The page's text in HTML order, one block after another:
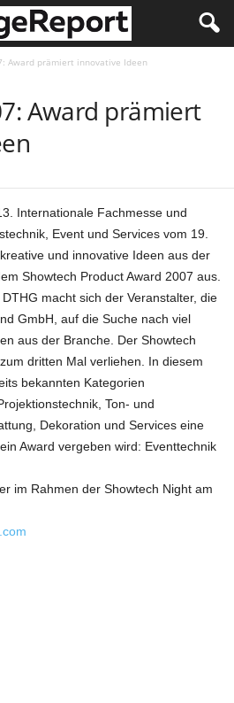
Award prämiert innovative Ideen
Award prämiert
Internationale Fachmesse und
Event und Services vom 19.
und innovative Ideen aus der
Showtech Product Award 2007 aus.
macht sich der Veranstalter, die
GmbH, auf die Suche nach viel
aus der Branche. Der Showtech
dritten Mal verliehen. In diesem
bekannten Kategorien
Ton- und
Dekoration und Services eine
Award vergeben wird: Eventtechnik
im Rahmen der Showtech Night am